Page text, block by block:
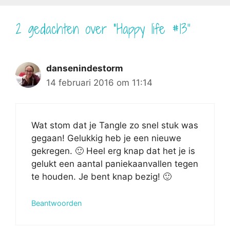
2 gedachten over “Happy life #13”
dansenindestorm
14 februari 2016 om 11:14
Wat stom dat je Tangle zo snel stuk was
gegaan! Gelukkig heb je een nieuwe
gekregen. 🙂 Heel erg knap dat het je is
gelukt een aantal paniekaanvallen tegen
te houden. Je bent knap bezig! 🙂
Beantwoorden